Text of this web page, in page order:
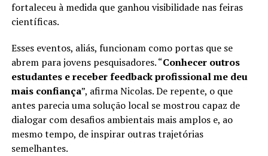
fortaleceu à medida que ganhou visibilidade nas feiras
científicas.
Esses eventos, aliás, funcionam como portas que se
abrem para jovens pesquisadores. “Conhecer outros
estudantes e receber feedback profissional me deu
mais confiança”, afirma Nicolas. De repente, o que
antes parecia uma solução local se mostrou capaz de
dialogar com desafios ambientais mais amplos e, ao
mesmo tempo, de inspirar outras trajetórias
semelhantes.